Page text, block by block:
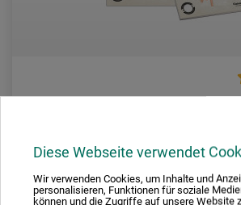
Diese Webseite verwendet
Wir verwenden Cookies, um Inhalte und
personalisieren, Funktionen für soziale
können und die Zugriffe auf unsere Website
Cray'On Zeichenblock